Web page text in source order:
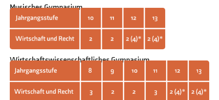
Musisches Gymnasium
Wirtschaftswissenschaftliches Gymnasium